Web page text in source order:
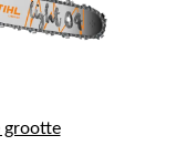
grootte